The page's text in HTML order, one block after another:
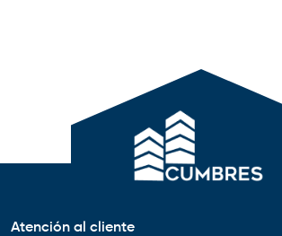
Atención al cliente